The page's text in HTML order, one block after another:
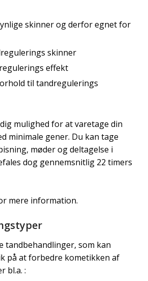
skinner og derfor egnet for
skinner
effekt
til tandregulerings
mulighed for at varetage din
minimale gener. Du kan tage
møder og deltagelse i
dog gennemsnitlig 22 timers
mere information​​.
tandbehandlinger, som kan
på at forbedre kometikken af
bl.a. :